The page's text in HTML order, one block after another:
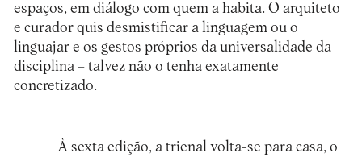
espaços, em diálogo com quem a habita. O arquiteto
e curador quis desmistificar a linguagem ou o
linguajar e os gestos próprios da universalidade da
disciplina – talvez não o tenha exatamente
concretizado.
À sexta edição, a trienal volta-se para casa, o